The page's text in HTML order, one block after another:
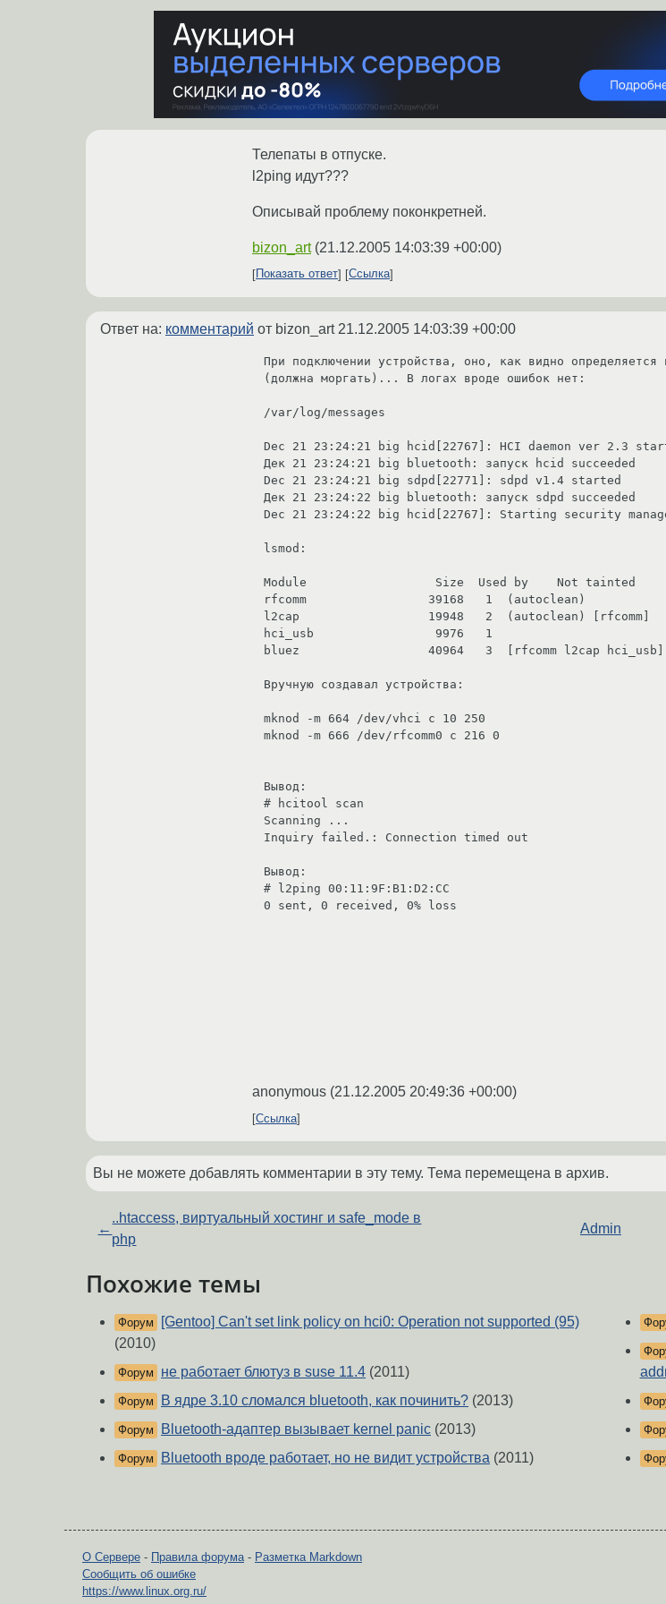
Телепаты в отпуске.
l2ping идут???
Описывай проблему поконкретней.
bizon_art (21.12.2005 14:03:39 +00:00)
Показать ответ Ссылка
Ответ на: комментарий от bizon_art 21.12.2005 14:03:39 +00:00
При подключении устройства, оно, как видно
(должна моргать)... В логах вроде ошибок нет:
/var/log/messages
Dec 21 23:24:21 big hcid[22767]: HCI daemon ver 2.3
Дек 21 23:24:21 big bluetooth: запуск hcid succeeded
Dec 21 23:24:21 big sdpd[22771]: sdpd v1.4 started
Дек 21 23:24:22 big bluetooth: запуск sdpd succeeded
Dec 21 23:24:22 big hcid[22767]: Starting security
lsmod:
Module                  Size  Used by    Not tainted
rfcomm                 39168   1  (autoclean)
l2cap                  19948   2  (autoclean) [rfcomm]
hci_usb                 9976   1
bluez                  40964   3  [rfcomm l2cap hci_usb]
Вручную создавал устройства:
mknod -m 664 /dev/vhci c 10 250
mknod -m 666 /dev/rfcomm0 c 216 0
Вывод:
# hcitool scan
Scanning ...
Inquiry failed.: Connection timed out
Вывод:
# l2ping 00:11:9F:B1:D2:CC
0 sent, 0 received, 0% loss
anonymous (21.12.2005 20:49:36 +00:00)
Ссылка
Вы не можете добавлять комментарии в эту тему. Тема перемещена в архив.
←
..htaccess, виртуальный хостинг и safe_mode в
php
Admin
Похожие темы
Форум
[Gentoo] Can't set link policy on hci0: Operation not supported (95)
(2010)
Форум не работает блютуз в suse 11.4 (2011)
Форум В ядре 3.10 сломался bluetooth, как починить? (2013)
Форум Bluetooth-адаптер вызывает kernel panic (2013)
Форум Bluetooth вроде работает, но не видит устройства (2011)
О Сервере - Правила форума - Разметка Markdown
Сообщить об ошибке
https://www.linux.org.ru/